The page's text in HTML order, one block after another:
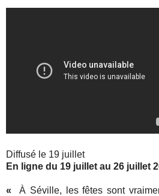
Diffusé le 19 juillet
En ligne du 19 juillet au 26 juillet
«
À Séville, les fêtes sont